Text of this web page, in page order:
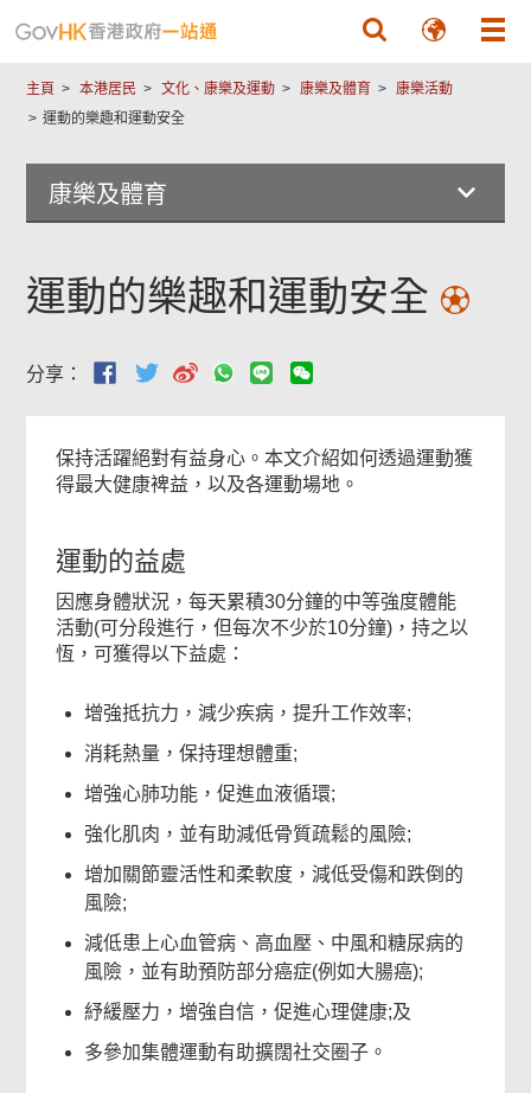
主頁 本港居民 文化、康樂及運動 康樂及體育
康樂活動
運動的樂趣和運動安全
康樂及體育
運動的樂趣和運動安全
分享：
保持活躍絕對有益身心。本文介紹如何透過運動獲
得最大健康裨益，以及各運動場地。
運動的益處
因應身體狀況，每天累積30分鐘的中等強度體能
活動(可分段進行，但每次不少於10分鐘)，持之以
恆，可獲得以下益處：
增強抵抗力，減少疾病，提升工作效率;
消耗熱量，保持理想體重;
增強心肺功能，促進血液循環;
強化肌肉，並有助減低骨質疏鬆的風險;
增加關節靈活性和柔軟度，減低受傷和跌倒的
風險;
減低患上心血管病、高血壓、中風和糖尿病的
風險，並有助預防部分癌症(例如大腸癌);
紓緩壓力，增強自信，促進心理健康;及
多參加集體運動有助擴闊社交圈子。